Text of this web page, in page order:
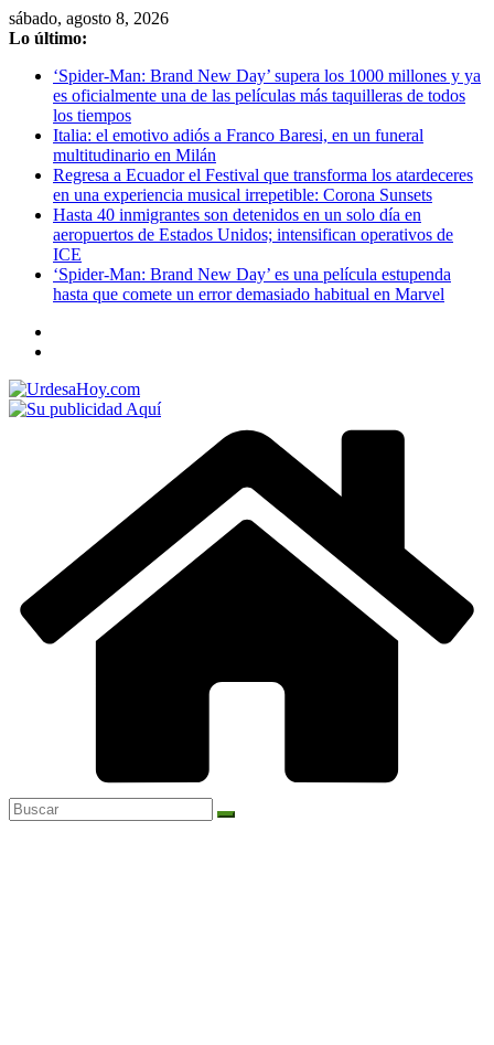
Saltar
al
sábado, agosto 8, 2026
Lo último:
‘Spider-Man: Brand New Day’ supera los 1000 millones y ya
es oficialmente una de las películas más taquilleras de todos
los tiempos
Italia: el emotivo adiós a Franco Baresi, en un funeral
multitudinario en Milán
Regresa a Ecuador el Festival que transforma los atardeceres
en una experiencia musical irrepetible: Corona Sunsets
Hasta 40 inmigrantes son detenidos en un solo día en
aeropuertos de Estados Unidos; intensifican operativos de
ICE
‘Spider-Man: Brand New Day’ es una película estupenda
hasta que comete un error demasiado habitual en Marvel